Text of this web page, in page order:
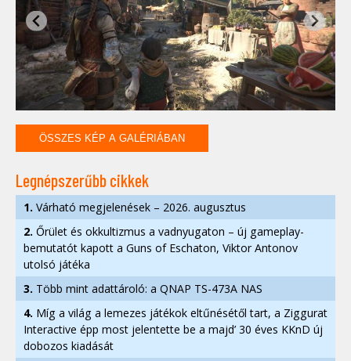
ÖSSZES KÉP A GALÉRIÁBAN
Legnépszerűbb cikkek
1. Várható megjelenések – 2026. augusztus
2. Őrület és okkultizmus a vadnyugaton – új gameplay-
bemutatót kapott a Guns of Eschaton, Viktor Antonov
utolsó játéka
3. Több mint adattároló: a QNAP TS-473A NAS
4. Míg a világ a lemezes játékok eltűnésétől tart, a Ziggurat
Interactive épp most jelentette be a majd’ 30 éves KKnD új
dobozos kiadását